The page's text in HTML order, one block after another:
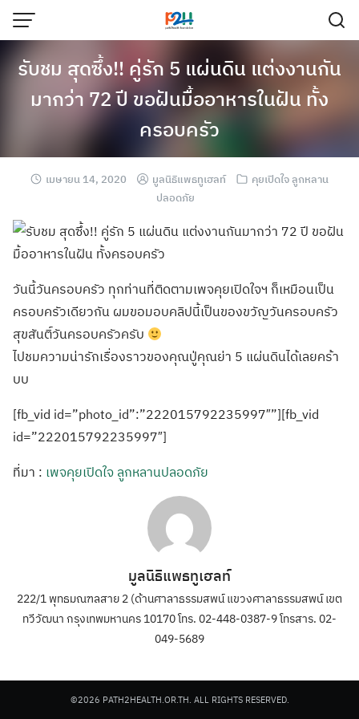
รับชม สุดซึ้ง!! คู่รัก 5 แผ่นดิน แต่งงานกัน
มากว่า 72 ปี ขอฝันมื้ออาหารในฝัน ทั้ง
ครอบครัว
เมษายน 14, 2020 มูลนิธิแพธทูเฮลท์
คุยเปิดใจ ลูกหลาน
ปลอดภัย
วันนี้วันครอบครัว ทุกท่านที่ติดตามเพจคุยเปิดใจฯ ก็เหมือนเป็น
ครอบครัวเดียวกัน ผมขอมอบคลิปนี้เป็นของขวัญวันครอบครัว
สุขสันติ์วันครอบครัวครับ
ไปชมความน่ารักเรื่องราวของคุณปู่คุณย่า 5 แผ่นดินได้เลยคร้า
บบ
[fb_vid id=”photo_id”:”222015792235997″”][fb_vid
id=”222015792235997″]
ที่มา : เพจคุยเปิดใจ ลูกหลานปลอดภัย
มูลนิธิแพธทูเฮลท์
222/1 พุทธมณฑลสาย 2 (ด้านศาลาธรรมสพน์ แขวงศาลาธรรมสพน์ เขต
ทวีวัฒนา กรุงเทพมหานคร 10170 โทร. 02-448-0387-9 โทรสาร. 02-
049-5689
©2026 PATH2HEALTH.OR.TH. ALL RIGHTS RESERVED.